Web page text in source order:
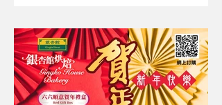
藝：堅持 216 摺手工摺疊與航空級烘焙
技術，成就層次分明的金黃酥脆。 職人
接力：由製作、蘸朱古力裝飾、獨立包
裝、整齊入罐到物流運送，全程由長者